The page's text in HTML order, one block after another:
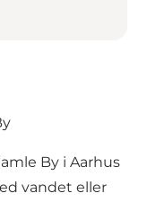
By i Aarhus
vandet eller